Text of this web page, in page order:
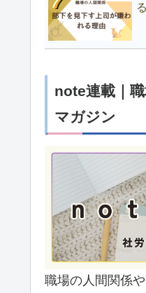
note連載｜
マガジン
職場の人間関係